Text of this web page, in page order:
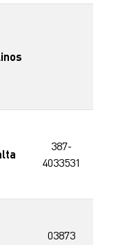
387-
4033531
03873